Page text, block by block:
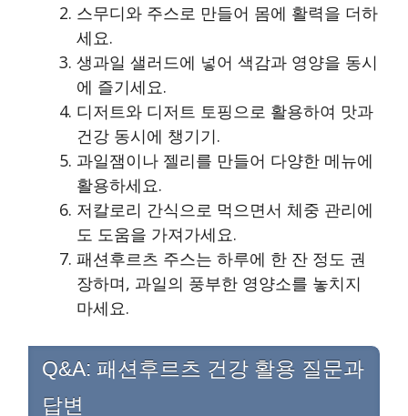
스무디와 주스로 만들어 몸에 활력을 더하
세요.
생과일 샐러드에 넣어 색감과 영양을 동시
에 즐기세요.
디저트와 디저트 토핑으로 활용하여 맛과
건강 동시에 챙기기.
과일잼이나 젤리를 만들어 다양한 메뉴에
활용하세요.
저칼로리 간식으로 먹으면서 체중 관리에
도 도움을 가져가세요.
패션후르츠 주스는 하루에 한 잔 정도 권
장하며, 과일의 풍부한 영양소를 놓치지
마세요.
Q&A: 패션후르츠 건강 활용 질문과
답변